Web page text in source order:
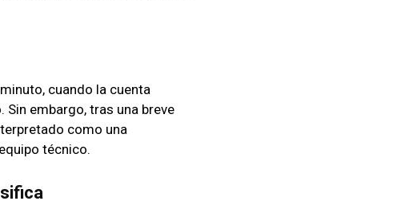
cuando la cuenta
embargo, tras una breve
como una
técnico.